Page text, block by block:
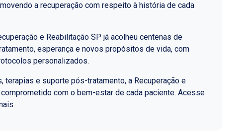
a recuperação com respeito à história de cada
e Reabilitação SP já acolheu centenas de
esperança e novos propósitos de vida, com
personalizados.
terapias e suporte pós-tratamento, a Recuperação e
com o bem-estar de cada paciente. Acesse